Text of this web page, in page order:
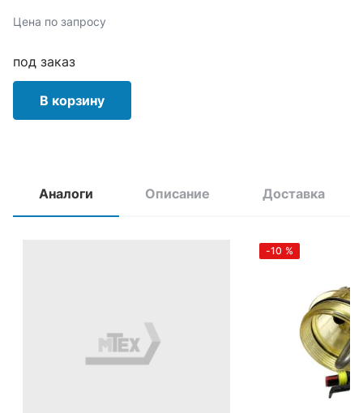
Цена по запросу
под заказ
В корзину
Аналоги Описание Доставка
-10 %